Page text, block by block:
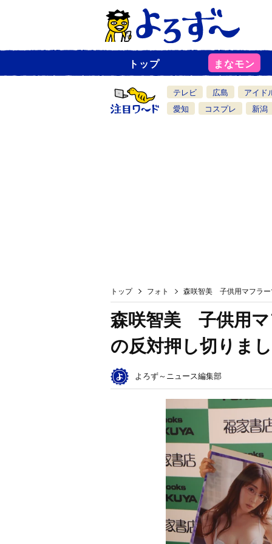
ュ
一
覧
トップ まなモン
テレビ 広島
アイド
愛知
コスプレ 新潟
トップ フォト 森咲智美 子供用マフラー
森咲智美 子供用マ
の反対押し切りま
よろず～ニュース編集部